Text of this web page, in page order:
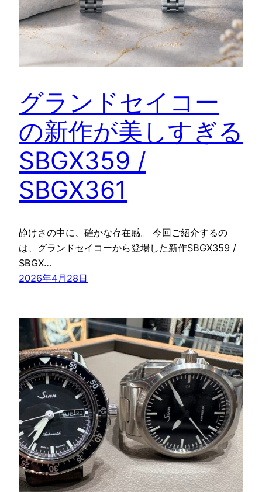
グランドセイコー
の新作が美しすぎる
SBGX359 /
SBGX361
静けさの中に、確かな存在感。 今回ご紹介するの
は、グランドセイコーから登場した新作SBGX359 /
SBGX…
2026年4月28日